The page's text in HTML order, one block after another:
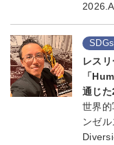
レス
「
通じ
世界
ンゼ